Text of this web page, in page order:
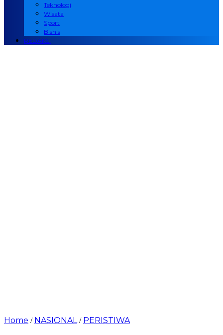
Teknologi
Wisata
Sport
Bisnis
REDAKSI
Home / NASIONAL / PERISTIWA